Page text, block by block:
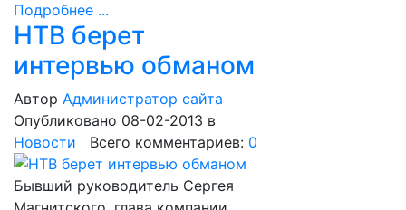
Подробнее ...
НТВ берет
интервью обманом
Автор Администратор сайта
Опубликовано 08-02-2013 в
Новости Всего комментариев: 0
Бывший руководитель Сергея